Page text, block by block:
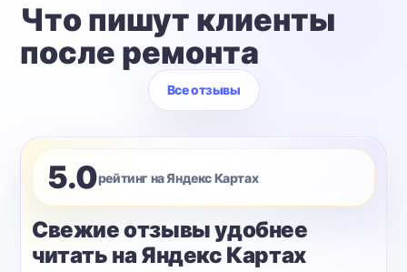
Что пишут клиенты
после ремонта
Все отзывы
5.0рейтинг на Яндекс Картах
Свежие отзывы удобнее
читать на Яндекс Картах